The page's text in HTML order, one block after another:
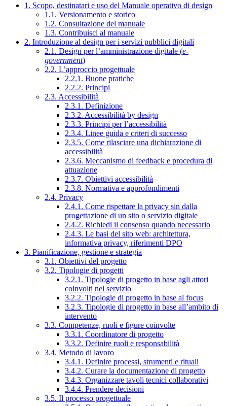
1. Scopo, destinatari e uso del Manuale operativo di design
1.1. Versionamento e storico
1.2. Consultazione del manuale
1.3. Contribuisci al manuale
2. Introduzione al design per i servizi pubblici digitali
2.1. Design per l’amministrazione digitale (e-
government)
2.2. L’approccio progettuale
2.2.1. Buone pratiche
2.2.2. Principi
2.3. Accessibilità
2.3.1. Definizione
2.3.2. Accessibilità by design
2.3.3. Principi per l’accessibilità
2.3.4. Linee guida e criteri di successo
2.3.5. Come rilasciare una dichiarazione di
accessibilità
2.3.6. Meccanismo di feedback e procedura di
attuazione
2.3.7. Obiettivi accessibilità
2.3.8. Normativa e approfondimenti
2.4. Privacy
2.4.1. Come rispettare la privacy sin dalla
progettazione di un sito o servizio digitale
2.4.2. Richiedi il consenso quando necessario
2.4.3. Le basi del sito web: architettura,
informativa privacy, riferimenti DPO
3. Pianificazione, gestione e strategia
3.1. Obiettivi del progetto
3.2. Tipologie di progetti
3.2.1. Tipologie di progetto in base agli attori
coinvolti nel servizio
3.2.2. Tipologie di progetto in base al focus
3.2.3. Tipologie di progetto in base all’ambito di
intervento
3.3. Competenze, ruoli e figure coinvolte
3.3.1. Coordinatore di progetto
3.3.2. Definire ruoli e responsabilità
3.4. Metodo di lavoro
3.4.1. Definire processi, strumenti e rituali
3.4.2. Curare la documentazione di progetto
3.4.3. Organizzare tavoli tecnici collaborativi
3.4.4. Prendere decisioni
3.5. Il processo progettuale